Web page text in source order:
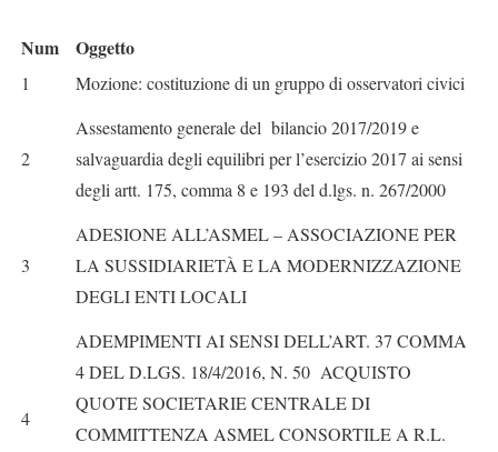
Num Oggetto
1 Mozione: costituzione di un gruppo di osservatori civici
2
Assestamento generale del bilancio 2017/2019 e
salvaguardia degli equilibri per l’esercizio 2017 ai sensi
degli artt. 175, comma 8 e 193 del d.lgs. n. 267/2000
3
ADESIONE ALL’ASMEL – ASSOCIAZIONE PER
LA SUSSIDIARIETÀ E LA MODERNIZZAZIONE
DEGLI ENTI LOCALI
4
ADEMPIMENTI AI SENSI DELL’ART. 37 COMMA
4 DEL D.LGS. 18/4/2016, N. 50 ACQUISTO
QUOTE SOCIETARIE CENTRALE DI
COMMITTENZA ASMEL CONSORTILE A R.L.